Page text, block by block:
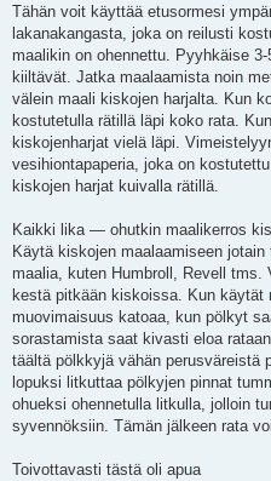
Tähän voit käyttää etusormesi
lakanakangasta, joka on reilusti
maalikin on ohennettu. Pyyhkäise
kiiltävät. Jatka maalaamista noin
välein maali kiskojen harjalta. Kun
kostutetulla rätillä läpi koko rata.
kiskojenharjat vielä läpi.
vesihiontapaperia, joka on
kiskojen harjat kuivalla rätillä.
Kaikki lika — ohutkin maalikerros
Käytä kiskojen maalaamiseen
maalia, kuten Humbroll, Revell
kestä pitkään kiskoissa. Kun käytät
muovimaisuus katoaa, kun pölkyt
sorastamista saat kivasti eloa
täältä pölkkyjä vähän perusväreistä
lopuksi litkuttaa pölkyjen pinnat
ohueksi ohennetulla litkulla, jolloin
syvennöksiin. Tämän jälkeen rata
Toivottavasti tästä oli apua